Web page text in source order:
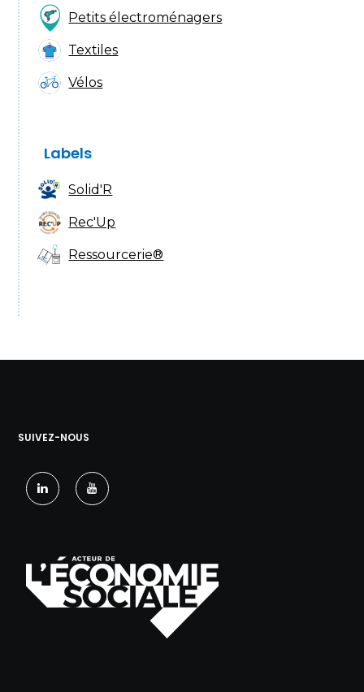
Petits électroménagers
Textiles
Vélos
Labels
Solid'R
Rec'Up
Ressourcerie®
SUIVEZ-NOUS